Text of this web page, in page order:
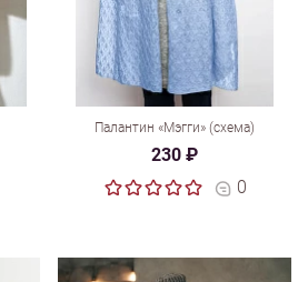
Палантин «Мэгги» (схема)
230 ₽
0